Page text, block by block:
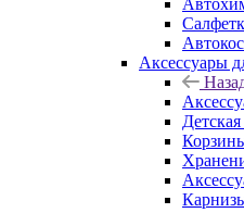
Аксессуары